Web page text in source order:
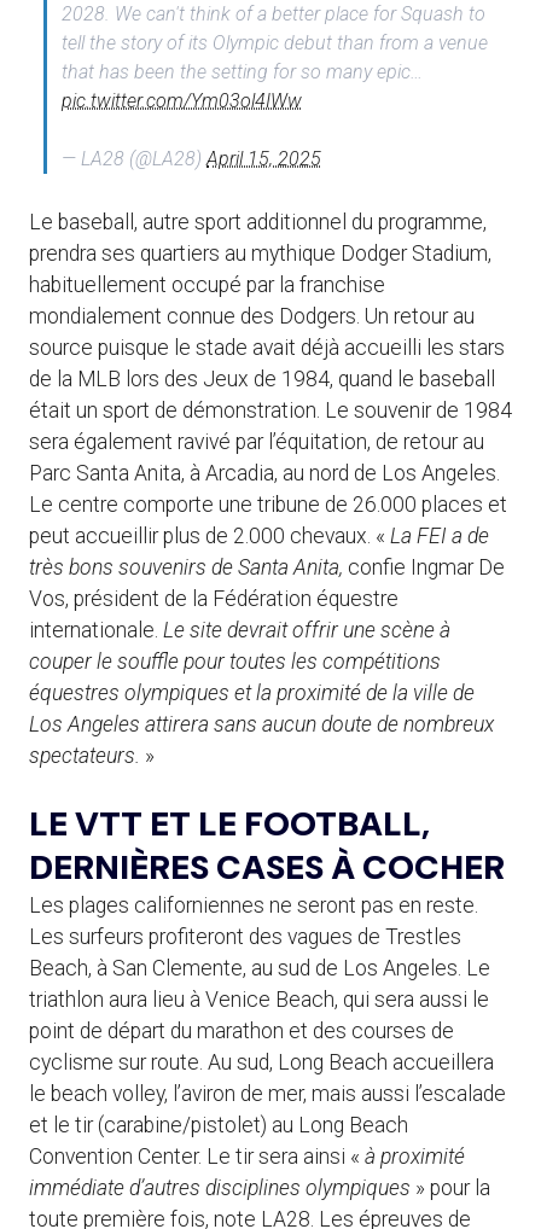
2028. We can't think of a better place for Squash to
tell the story of its Olympic debut than from a venue
that has been the setting for so many epic…
pic.twitter.com/Ym03ol4IWw
— LA28 (@LA28)April 15, 2025
Le baseball, autre sport additionnel du programme,
prendra ses quartiers au mythique Dodger Stadium,
habituellement occupé par la franchise
mondialement connue des Dodgers. Un retour au
source puisque le stade avait déjà accueilli les stars
de la MLB lors des Jeux de 1984, quand le baseball
était un sport de démonstration. Le souvenir de 1984
sera également ravivé par l’équitation, de retour au
Parc Santa Anita, à Arcadia, au nord de Los Angeles.
Le centre comporte une tribune de 26.000 places et
peut accueillir plus de 2.000 chevaux. « La FEI a de
très bons souvenirs de Santa Anita, confie Ingmar De
Vos, président de la Fédération équestre
internationale. Le site devrait offrir une scène à
couper le souffle pour toutes les compétitions
équestres olympiques et la proximité de la ville de
Los Angeles attirera sans aucun doute de nombreux
spectateurs. »
LE VTT ET LE FOOTBALL,
DERNIÈRES CASES À COCHER
Les plages californiennes ne seront pas en reste.
Les surfeurs profiteront des vagues de Trestles
Beach, à San Clemente, au sud de Los Angeles. Le
triathlon aura lieu à Venice Beach, qui sera aussi le
point de départ du marathon et des courses de
cyclisme sur route. Au sud, Long Beach accueillera
le beach volley, l’aviron de mer, mais aussi l’escalade
et le tir (carabine/pistolet) au Long Beach
Convention Center. Le tir sera ainsi « à proximité
immédiate d’autres disciplines olympiques » pour la
toute première fois, note LA28. Les épreuves de